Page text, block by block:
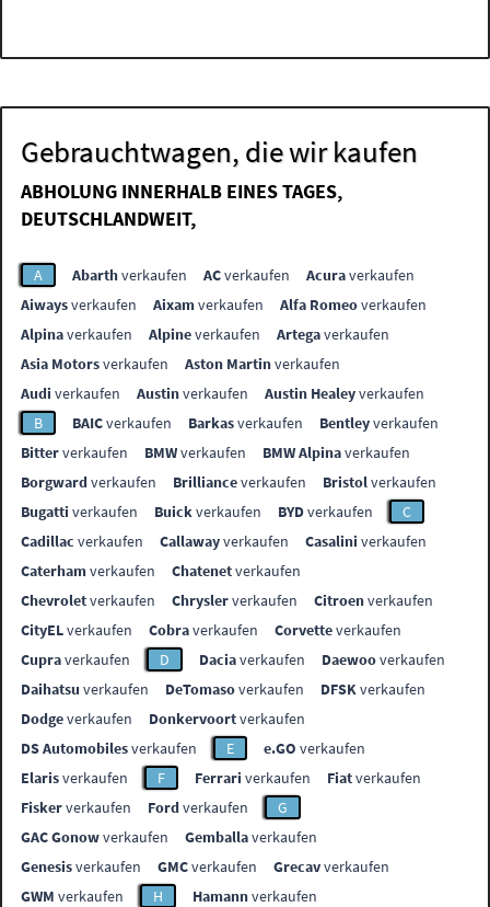
Gebrauchtwagen, die wir kaufen
ABHOLUNG INNERHALB EINES TAGES,
DEUTSCHLANDWEIT,
A Abarthverkaufen ACverkaufen Acuraverkaufen
Aiwaysverkaufen Aixamverkaufen Alfa Romeoverkaufen
Alpinaverkaufen Alpineverkaufen Artegaverkaufen
Asia Motorsverkaufen Aston Martinverkaufen
Audi verkaufen Austinverkaufen Austin Healeyverkaufen
B
BAICverkaufen Barkasverkaufen Bentleyverkaufen
Bitterverkaufen BMWverkaufen BMW Alpinaverkaufen
Borgwardverkaufen Brillianceverkaufen Bristolverkaufen
Bugatti verkaufen Buickverkaufen BYDverkaufen
C
Cadillac verkaufen Callawayverkaufen Casalini verkaufen
Caterhamverkaufen Chatenetverkaufen
Chevroletverkaufen Chryslerverkaufen Citroenverkaufen
CityELverkaufen Cobraverkaufen Corvetteverkaufen
Cupraverkaufen D Daciaverkaufen Daewooverkaufen
Daihatsu verkaufen DeTomasoverkaufen DFSKverkaufen
Dodgeverkaufen Donkervoortverkaufen
DS Automobilesverkaufen E e.GO verkaufen
Elarisverkaufen F Ferrari verkaufen Fiatverkaufen
Fiskerverkaufen Fordverkaufen
G
GAC Gonowverkaufen Gemballaverkaufen
Genesisverkaufen GMCverkaufen Grecavverkaufen
GWM verkaufen H Hamannverkaufen